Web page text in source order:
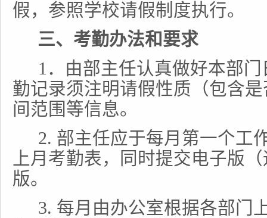
假，参照学校请假制度执行。
三、考勤办法和要求
1 ．由部主任认真做好本部
勤记录须注明请假性质（包含
间范围等信息。
2. 部主任应于每月第一个工
上月考勤表，同时提交电子版
版。
3. 每月由办公室根据各部门